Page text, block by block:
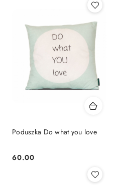
Poduszka Do what you love
Cena:
60.00